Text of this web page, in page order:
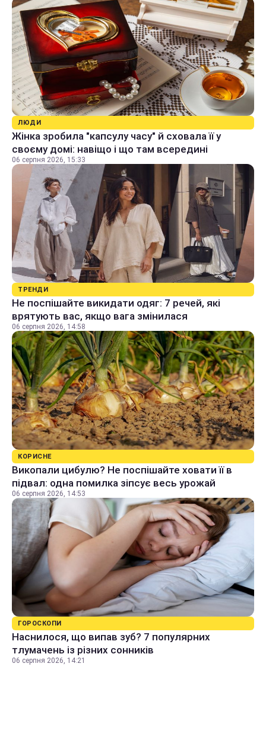
ЛЮДИ
Жінка зробила "капсулу часу" й сховала її у
своєму домі: навіщо і що там всередині
06 серпня 2026, 15:33
ТРЕНДИ
Не поспішайте викидати одяг: 7 речей, які
врятують вас, якщо вага змінилася
06 серпня 2026, 14:58
КОРИСНЕ
Викопали цибулю? Не поспішайте ховати її в
підвал: одна помилка зіпсує весь урожай
06 серпня 2026, 14:53
ГОРОСКОПИ
Наснилося, що випав зуб? 7 популярних
тлумачень із різних сонників
06 серпня 2026, 14:21